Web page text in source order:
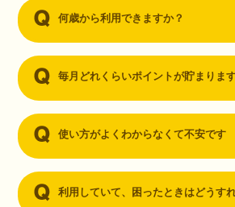
何歳から利用できますか？
毎月どれくらいポイントが貯まりま
使い方がよくわからなくて不安です
利用していて、困ったときはどうす